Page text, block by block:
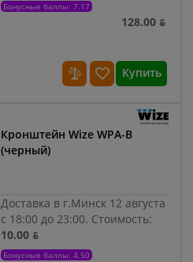
Бонусные баллы: 7.17
128.00 ƃ
Купить
Кронштейн Wize WPA-B
(черный)
Доставка в г.Минск 12 августа
с 18:00 до 23:00. Стоимость:
10.00 ƃ
Бонусные баллы: 4.50